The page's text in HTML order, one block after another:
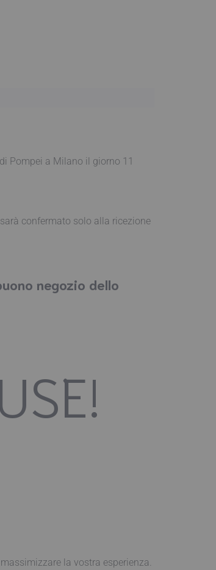
Pompei a Milano il giorno 11
confermato solo alla ricezione
negozio dello
la vostra esperienza.